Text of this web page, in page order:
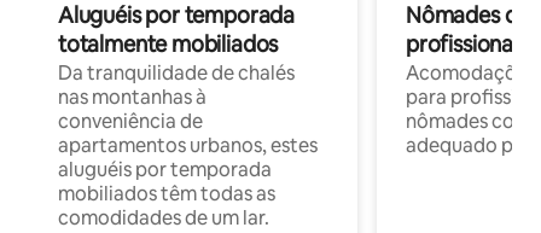
Aluguéis por temporada
totalmente mobiliados
Da tranquilidade de chalés
nas montanhas à
conveniência de
apartamentos urbanos, estes
aluguéis por temporada
mobiliados têm todas as
comodidades de um lar.
Nômades
profissionais
para
nômades com
adequado